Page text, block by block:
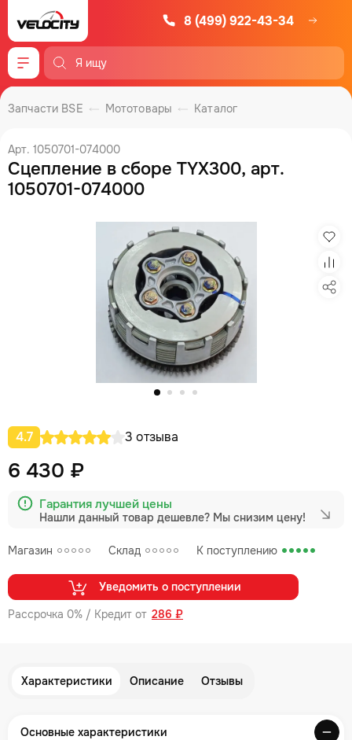
8 (499) 922-43-34
Меню
Каталог
Мототовары
Запчасти BSE
Арт. 1050701-074000
Сцепление в сборе TYX300, арт.
1050701-074000
4.7 3 отзыва
Магазин Склад К поступлению
6 430 ₽
Гарантия лучшей цены
Нашли данный товар дешевле? Мы снизим цену!
Рассрочка 0% / Кредит от 286 ₽
Уведомить о поступлении
Характеристики Описание Отзывы
Основные характеристики